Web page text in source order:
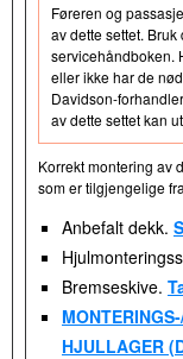
Føreren og
av dette settet.
servicehåndboken.
eller ikke har de
Davidson-
av dette settet kan
Korrekt montering av
som er tilgjengelige
Anbefalt dekk.
Bremseskive.
HJULLAGER